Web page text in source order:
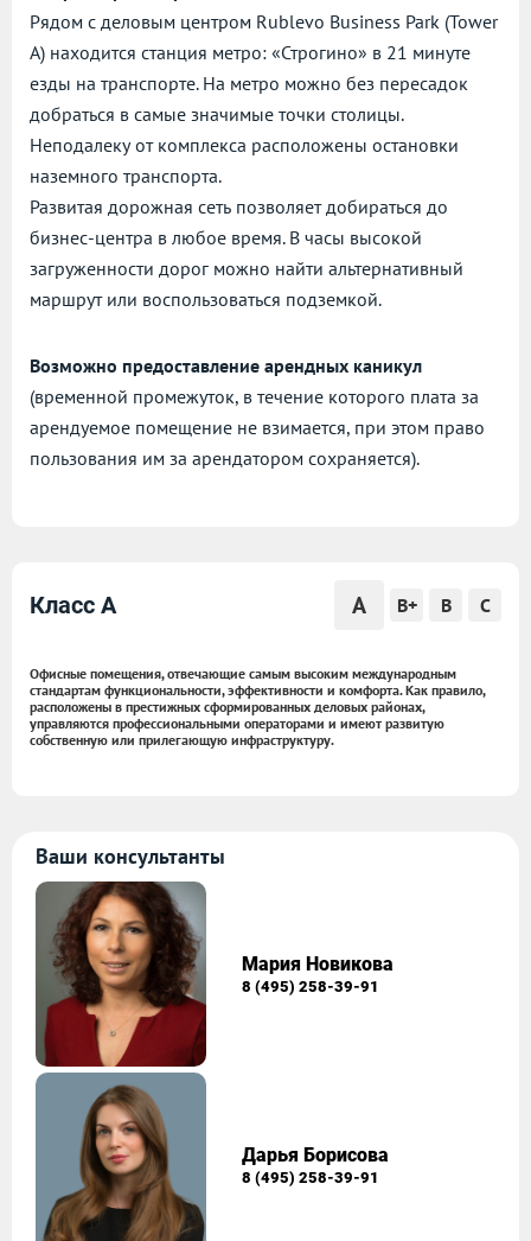
Рядом с деловым центром Rublevo Business Park (Tower
A) находится станция метро: «Строгино» в 21 минуте
езды на транспорте. На метро можно без пересадок
добраться в самые значимые точки столицы.
Неподалеку от комплекса расположены остановки
наземного транспорта.
Развитая дорожная сеть позволяет добираться до
бизнес-центра в любое время. В часы высокой
загруженности дорог можно найти альтернативный
маршрут или воспользоваться подземкой.
Возможно предоставление арендных каникул
(временной промежуток, в течение которого плата за
арендуемое помещение не взимается, при этом право
пользования им за арендатором сохраняется).
Класс A A B+ B C
Офисные помещения, отвечающие самым высоким международным
стандартам функциональности, эффективности и комфорта. Как правило,
расположены в престижных сформированных деловых районах,
управляются профессиональными операторами и имеют развитую
собственную или прилегающую инфраструктуру.
Ваши консультанты
Мария Новикова
8 (495) 258-39-91
Дарья Борисова
8 (495) 258-39-91